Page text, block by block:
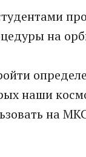
на
наши
на